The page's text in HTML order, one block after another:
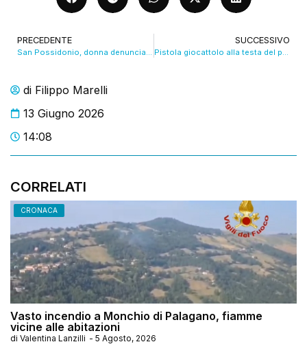
di Filippo Marelli
13 Giugno 2026
14:08
CORRELATI
CRONACA
Vasto incendio a Monchio di Palagano, fiamme
vicine alle abitazioni
di Valentina Lanzilli - 5 Agosto, 2026
PRECEDENTE
San Possidonio, donna denuncia il marito dopo anni di violenze. VIDEO
SUCCESSIVO
Pistola giocattolo alla testa del prof, studente espulso. VIDEO